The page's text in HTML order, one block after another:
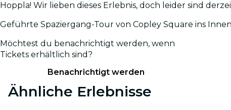
Hoppla! Wir lieben dieses Erlebnis, doch leider sind
Geführte Spaziergang-Tour von Copley Square ins
Möchtest du benachrichtigt werden, wenn
Tickets erhältlich sind?
Benachrichtigt werden
Ähnliche Erlebnisse